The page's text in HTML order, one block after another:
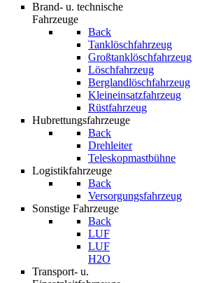
Brand- u. technische
Fahrzeuge
Back
Tanklöschfahrzeug
Großtanklöschfahrzeug
Löschfahrzeug
Berglandlöschfahrzeug
Kleineinsatzfahrzeug
Rüstfahrzeug
Hubrettungsfahrzeuge
Back
Drehleiter
Teleskopmastbühne
Logistikfahrzeuge
Back
Versorgungsfahrzeug
Sonstige Fahrzeuge
Back
LUF
LUF
H2O
Transport- u.